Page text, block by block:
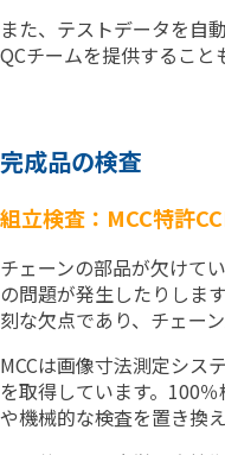
また、テストデータを自
QCチームを提供すること
完成品の検査
組立検査：MCC特許
チェーンの部品が欠けて
の問題が発生したりしま
刻な欠点であり、チェー
MCCは画像寸法測定シス
を取得しています。100
や機械的な検査を置き換え